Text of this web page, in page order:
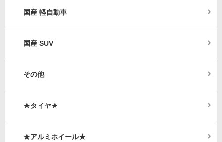
国産 軽自動車
国産 SUV
その他
★タイヤ★
★アルミホイール★